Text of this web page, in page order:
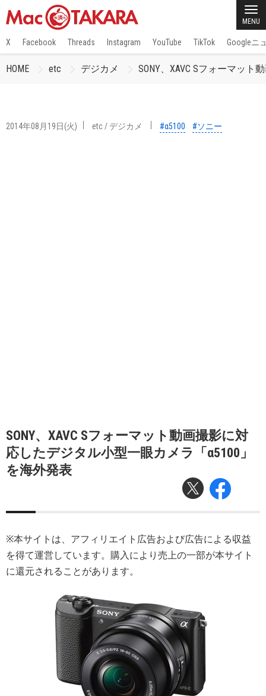
MENU
X Facebook Threads Instagram YouTube TikTok Googleニ
HOME etc デジカメ SONY、XAVC Sフォーマッ
2014年08月19日(火) etc/デジカメ #α5100 #ソニー
SONY、XAVC Sフォーマット動画撮影に対
応したデジタル小型一眼カメラ「α5100」
を海外発表
※本サイトは、アフィリエイト広告および広告による収益
を得て運営しています。購入により売上の一部が本サイト
に還元されることがあります。